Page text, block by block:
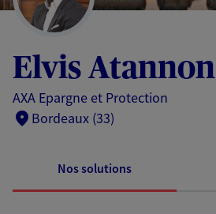
Elvis Atannon
AXA Epargne et Protection
Bordeaux (33)
Nos solutions